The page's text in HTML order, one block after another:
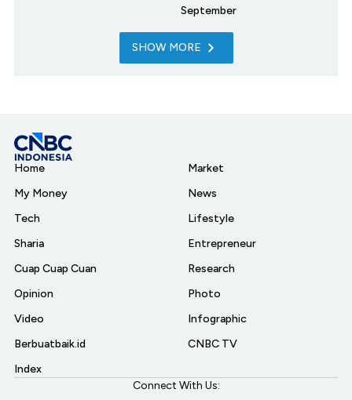
September
SHOW MORE
Home
My Money
Tech
Sharia
Cuap Cuap Cuan
Opinion
Video
Berbuatbaik.id
Index
Market
News
Lifestyle
Entrepreneur
Research
Photo
Infographic
CNBC TV
Connect With Us: